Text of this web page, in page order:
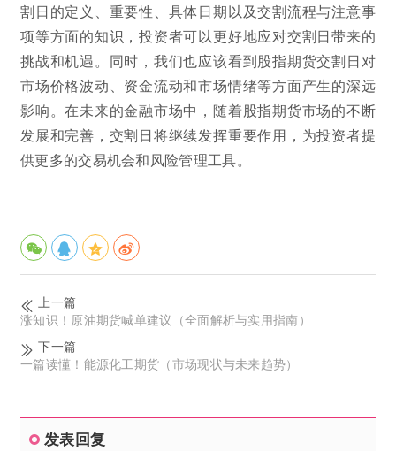
割日的定义、重要性、具体日期以及交割流程与注意事
项等方面的知识，投资者可以更好地应对交割日带来的
挑战和机遇。同时，我们也应该看到股指期货交割日对
市场价格波动、资金流动和市场情绪等方面产生的深远
影响。在未来的金融市场中，随着股指期货市场的不断
发展和完善，交割日将继续发挥重要作用，为投资者提
供更多的交易机会和风险管理工具。
上一篇
涨知识！原油期货喊单建议（全面解析与实用指南）
下一篇
一篇读懂！能源化工期货（市场现状与未来趋势）
发表回复